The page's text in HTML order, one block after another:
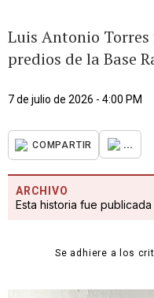
Luis Antonio
predios de la Base
7 de julio de 2026 - 4:00 PM
COMPARTIR ...
ARCHIVO
Esta historia fue publicada
Se adhiere a los